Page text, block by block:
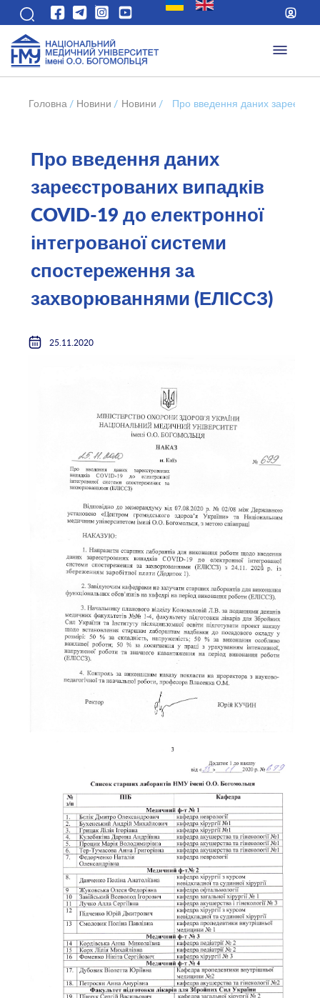
Головна / Новини / Новини / Про введення даних
Про введення даних
зареєстрованих випадків
COVID-19 до електронної
інтегрованої системи
спостереження за
захворюваннями (ЕЛІССЗ)
25.11.2020